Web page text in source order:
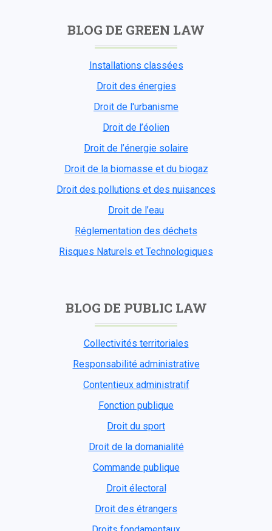
BLOG DE GREEN LAW
Installations classées
Droit des énergies
Droit de l'urbanisme
Droit de l’éolien
Droit de l’énergie solaire
Droit de la biomasse et du biogaz
Droit des pollutions et des nuisances
Droit de l’eau
Réglementation des déchets
Risques Naturels et Technologiques
BLOG DE PUBLIC LAW
Collectivités territoriales
Responsabilité administrative
Contentieux administratif
Fonction publique
Droit du sport
Droit de la domanialité
Commande publique
Droit électoral
Droit des étrangers